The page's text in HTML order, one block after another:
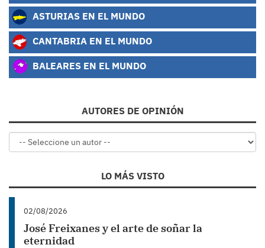
ASTURIAS EN EL MUNDO
CANTABRIA EN EL MUNDO
BALEARES EN EL MUNDO
AUTORES DE OPINIÓN
LO MÁS VISTO
02/08/2026
José Freixanes y el arte de soñar la
eternidad